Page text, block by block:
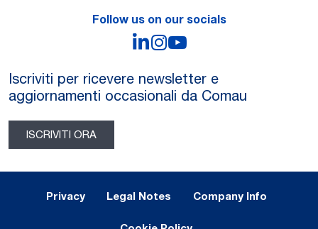
Follow us on our socials
LinkedIn
Instagram
Iscriviti per ricevere newsletter e
aggiornamenti occasionali da Comau
ISCRIVITI ORA
Privacy Legal Notes Company Info